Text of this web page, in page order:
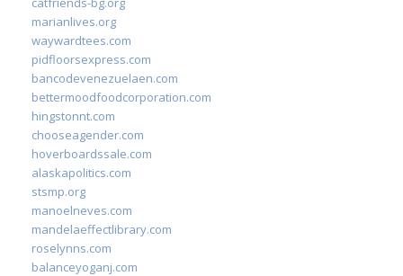
marianlives.org
waywardtees.com
pidfloorsexpress.com
bancodevenezuelaen.com
bettermoodfoodcorporation.com
hingstonnt.com
chooseagender.com
hoverboardssale.com
alaskapolitics.com
stsmp.org
manoelneves.com
mandelaeffectlibrary.com
roselynns.com
balanceyoganj.com